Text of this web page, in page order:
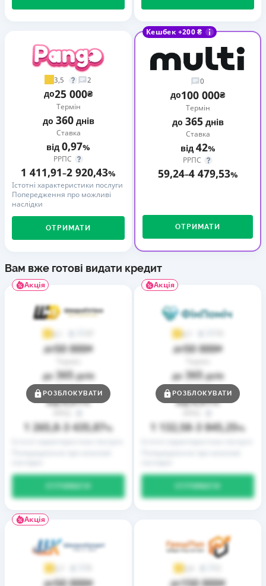
3,5 2
до25 000₴
Термін
до 360днів
Ставка
від 0,97%
РРПС
1 411,91–2 920,43%
Істотні характеристики послуги
Попередження про можливі
наслідки
ОТРИМАТИ
Кешбек +200 ₴
0
до100 000₴
Термін
до 365днів
Ставка
від 42%
РРПС
59,24–4 479,53%
ОТРИМАТИ
Вам вже готові видати кредит
Акція
4,1
до50 000₴
до 365днів
Ставка
від0,01%
1 265,8 3 435,87%
РОЗБЛОКУВАТИ
Акція
4,7
до50 000₴
до 365днів
Ставка
від0,01%
1 132,58 3 845,25%
РОЗБЛОКУВАТИ
Акція
3,7
до50 000₴
3,9
до150 000₴